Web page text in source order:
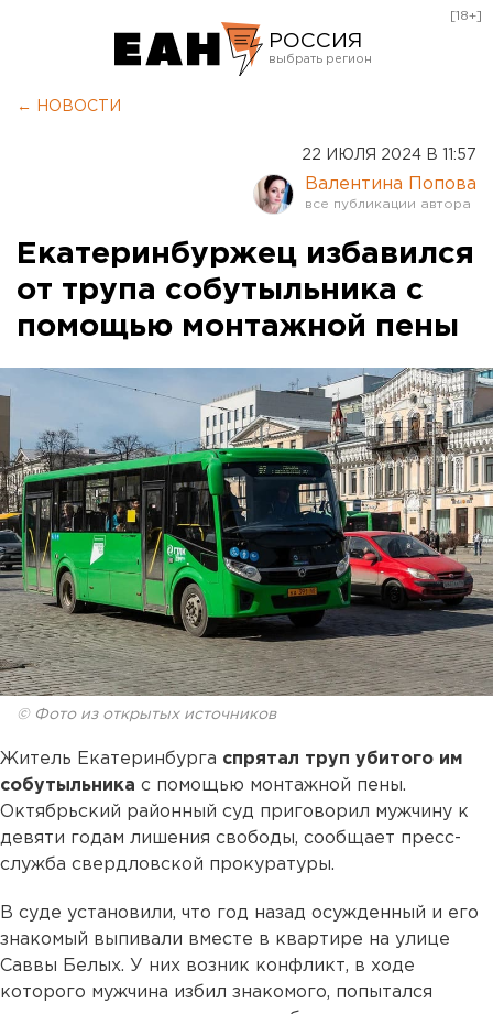
РОССИЯ
Курган
Оренбург
[18+]
← НОВОСТИ
22 ИЮЛЯ 2024 В 11:57
Валентина Попова
Екатеринбуржец избавился
от трупа собутыльника с
помощью монтажной пены
© Фото из открытых источников
Житель Екатеринбурга спрятал труп убитого им
собутыльника с помощью монтажной пены.
Октябрьский районный суд приговорил мужчину к
девяти годам лишения свободы, сообщает пресс-
служба свердловской прокуратуры.
В суде установили, что год назад осужденный и его
знакомый выпивали вместе в квартире на улице
Саввы Белых. У них возник конфликт, в ходе
которого мужчина избил знакомого, попытался